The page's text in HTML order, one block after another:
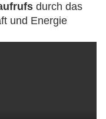
durch das
und Energie